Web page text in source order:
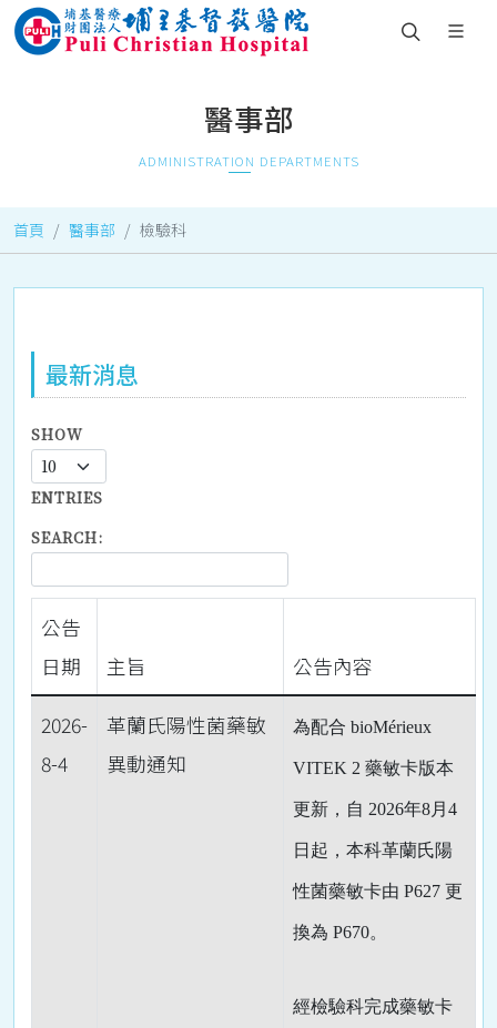
醫事部
ADMINISTRATION DEPARTMENTS
首頁 醫事部 檢驗科
最新消息
SHOW
ENTRIES
SEARCH:
公告
日期
主旨 公告內容
2026-
8-4
革蘭氏陽性菌藥敏
異動通知
為配合 bioMérieux
VITEK 2 藥敏卡版本
更新，自 2026年8月4
日起，本科革蘭氏陽
性菌藥敏卡由 P627 更
換為 P670。
經檢驗科完成藥敏卡